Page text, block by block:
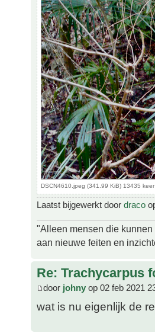
DSCN4610.jpeg (341.99 KiB) 13435
Laatst bijgewerkt door draco
"Alleen mensen die
aan nieuwe feiten en
Re: Trachycarpus
door johny op 02 feb 2021
wat is nu eigenlijk de